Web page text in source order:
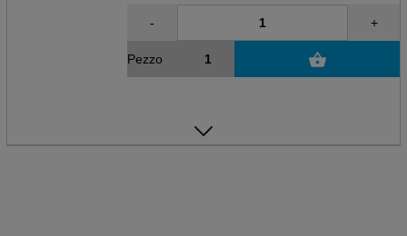
- +
Pezzo